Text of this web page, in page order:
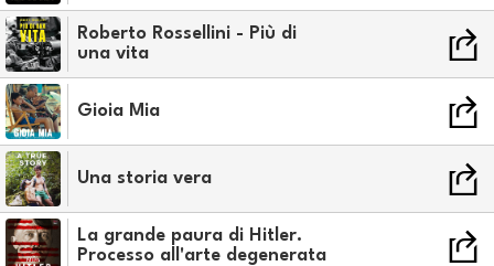
Roberto Rossellini - Più di
una vita
Gioia Mia
Una storia vera
La grande paura di Hitler.
Processo all'arte degenerata